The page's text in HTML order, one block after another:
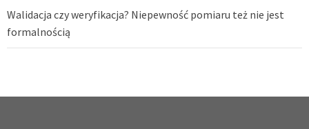
Walidacja czy weryfikacja? Niepewność pomiaru też nie jest
formalnością